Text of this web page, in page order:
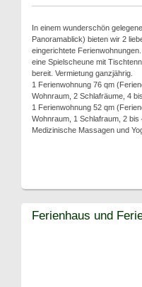
In einem wunderschön
Panoramablick) bieten wir 2
eingerichtete
eine Spielscheune mit
bereit. Vermietung ganzjährig.
1 Ferienwohnung 76 qm
Wohnraum, 2 Schlafräume, 4
1 Ferienwohnung 52 qm
Wohnraum, 1 Schlafraum, 2 bis
Medizinische Massagen und
Ferienhaus und